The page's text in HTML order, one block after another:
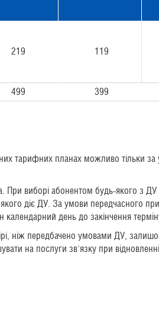
219 119
499 399
тарифних планах можливо тільки
При виборі абонентом будь-якого з
діє ДУ. За умови передчасного
день до закінчення
ніж передбачено умовами ДУ,
на послуги зв'язку при